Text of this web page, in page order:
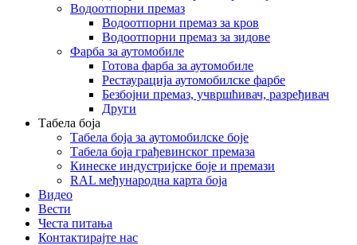
Водоотпорни премаз
Водоотпорни премаз за кров
Водоотпорни премаз за зидове
Фарба за аутомобиле
Готова фарба за аутомобиле
Рестаурација аутомобилске фарбе
Безбојни премаз, учвршћивач, разређивач
Други
Табела боја
Табела боја за аутомобилске боје
Табела боја грађевинског премаза
Кинеске индустријске боје и премази
RAL међународна карта боја
Видео
Вести
Честа питања
Контактирајте нас